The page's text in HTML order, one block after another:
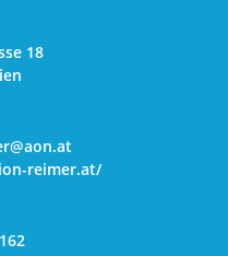
18
reimer.at/